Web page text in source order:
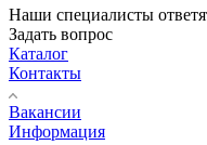
Наши специалисты
Задать вопрос
Каталог
Контакты
Вакансии
Информация